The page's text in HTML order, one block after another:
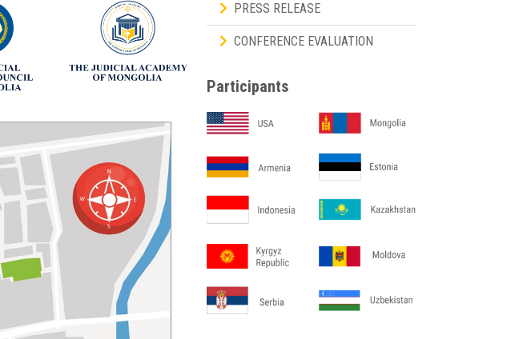
PRESS RELEASE
CONFERENCE EVALUATION
Participants